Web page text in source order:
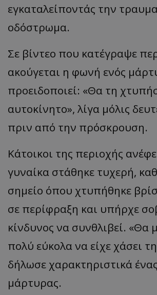
εγκαταλείποντάς την
οδόστρωμα.
Σε βίντεο που κατέγραψε
ακούγεται η φωνή ενός
προειδοποιεί: «Θα τη
αυτοκίνητο», λίγα μόλις
πριν από την πρόσκρουση.
Κάτοικοι της περιοχής
γυναίκα στάθηκε τυχερή,
σημείο όπου χτυπήθηκε
σε περίφραξη και υπήρχε
κίνδυνος να συνθλιβεί. «Θα
πολύ εύκολα να είχε χάσει
δήλωσε χαρακτηριστικά
μάρτυρας.